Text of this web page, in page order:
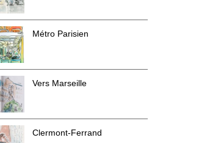
Métro Parisien
Vers Marseille
Clermont-Ferrand